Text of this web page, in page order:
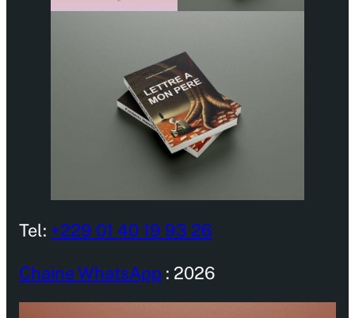
Tel: +229 01 40 19 93 26
Chaine WhatsApp : 2026